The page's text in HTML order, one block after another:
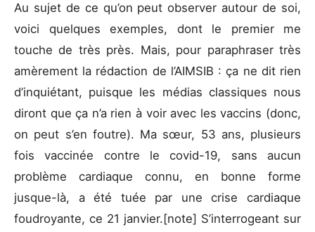
Au sujet de ce qu’on peut observer autour de soi,
voici quelques exemples, dont le premier me
touche de très près. Mais, pour paraphraser très
amèrement la rédaction de l’AIMSIB : ça ne dit rien
d’inquiétant, puisque les médias classiques nous
diront que ça n’a rien à voir avec les vaccins (donc,
on peut s’en foutre). Ma sœur, 53 ans, plusieurs
fois vaccinée contre le covid-19, sans aucun
problème cardiaque connu, en bonne forme
jusque-là, a été tuée par une crise cardiaque
foudroyante, ce 21 janvier.[note] S’interrogeant sur